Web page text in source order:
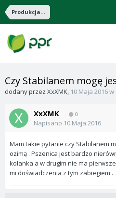
Produkcja roślinna
Czy Stabilanem mogę
dodany przez XxXMK, 10 Maja 2016w
XxXMK 0
Napisano 10 Maja 2016
Mam takie pytanie czy Stabilanem
ozimą . Pszenica jest bardzo
kolanka a w drugim nie ma
mi doświadczenia z tym zabiegiem .